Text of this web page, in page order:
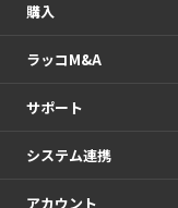
購入
ラッコM&A
サポート
システム連携
アカウント